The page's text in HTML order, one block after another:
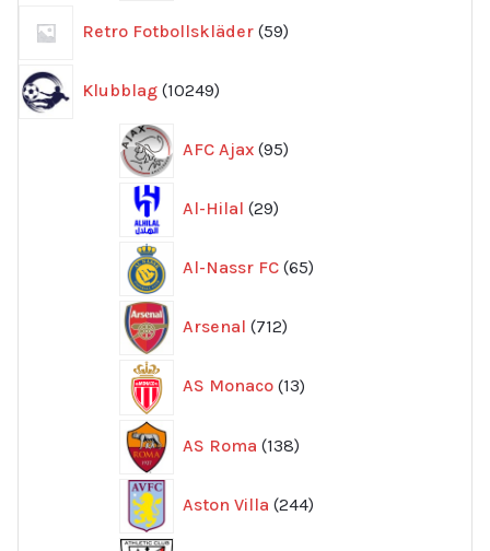
Retro Fotbollskläder 59
produkter
Klubblag 10249
produkter
AFC Ajax 95
produkter
Al-Hilal 29
produkter
Al-Nassr FC 65
produkter
Arsenal 712
produkter
AS Monaco 13
produkter
AS Roma 138
produkter
Aston Villa 244
produkter